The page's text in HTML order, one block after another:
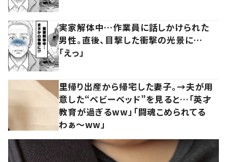
実家解体中…作業員に話しかけられた
男性。直後、目撃した衝撃の光景に…
「えっ」
里帰り出産から帰宅した妻子。→夫が用
意した“ベビーベッド”を見ると…「英才
教育が過ぎるww」「闘魂こめられてる
わぁ～ww」